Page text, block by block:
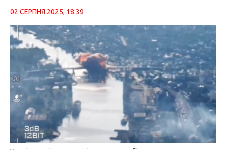
02 СЕРПНЯ 2025, 18:39